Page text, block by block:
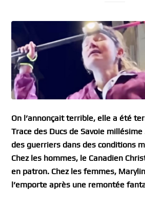
On l’annonçait terrible, elle a été
Trace des Ducs de Savoie
des guerriers dans des conditions
Chez les hommes, le Canadien
en patron. Chez les femmes,
l’emporte après une remontée